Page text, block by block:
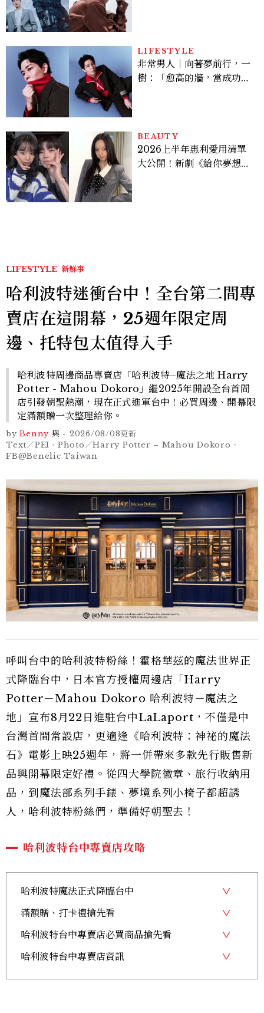
多大？
LIFESTYLE
非常男人｜向著夢前行，一
樹：「愈高的牆，當成功爬
BEAUTY
2026上半年惠利愛用清單
大公開！新劇《給你夢想》
LIFESTYLE 新鮮事
哈利波特迷衝台中！全台第二間專
賣店在這開幕，25週年限定周
邊、托特包太值得入手
哈利波特周邊商品專賣店「哈利波特–魔法之地 Harry
Potter - Mahou Dokoro」繼2025年開設全台首間
店引發朝聖熱潮，現在正式進軍台中！必買周邊、開幕限
定滿額贈一次整理給你。
by Benny 與 - 2026/08/08更新
Text／PEI、Photo／Harry Potter – Mahou Dokoro、
FB@Benelic Taiwan
呼叫台中的哈利波特粉絲！霍格華茲的魔法世界正
式降臨台中，日本官方授權周邊店「Harry
Potter－Mahou Dokoro 哈利波特－魔法之
地」宣布8月22日進駐台中LaLaport，不僅是中
台灣首間常設店，更適逢《哈利波特：神祕的魔法
石》電影上映25週年，將一併帶來多款先行販售新
品與開幕限定好禮。從四大學院徽章、旅行收納用
品，到魔法部系列手錶、夢境系列小椅子都超誘
人，哈利波特粉絲們，準備好朝聖去！
哈利波特台中專賣店攻略
哈利波特魔法正式降臨台中
滿額贈、打卡禮搶先看
哈利波特台中專賣店必買商品搶先看
哈利波特台中專賣店資訊